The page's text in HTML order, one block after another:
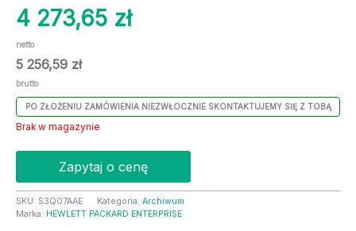
4 273,65 zł
netto
5 256,59 zł
brutto
PO ZŁOŻENIU ZAMÓWIENIA NIEZWŁOCZNIE SKONTAKTUJEMY SIĘ Z TOBĄ
Brak w magazynie
Zapytaj o cenę
SKU: S3Q07AAE Kategoria: Archiwum
Marka: HEWLETT PACKARD ENTERPRISE